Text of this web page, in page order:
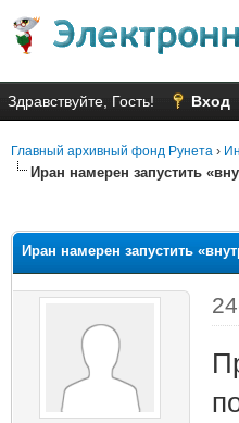
Здравствуйте, Гость! Вход
Главный архивный фонд Рунета ›
Иран намерен запустить
Иран намерен запустить